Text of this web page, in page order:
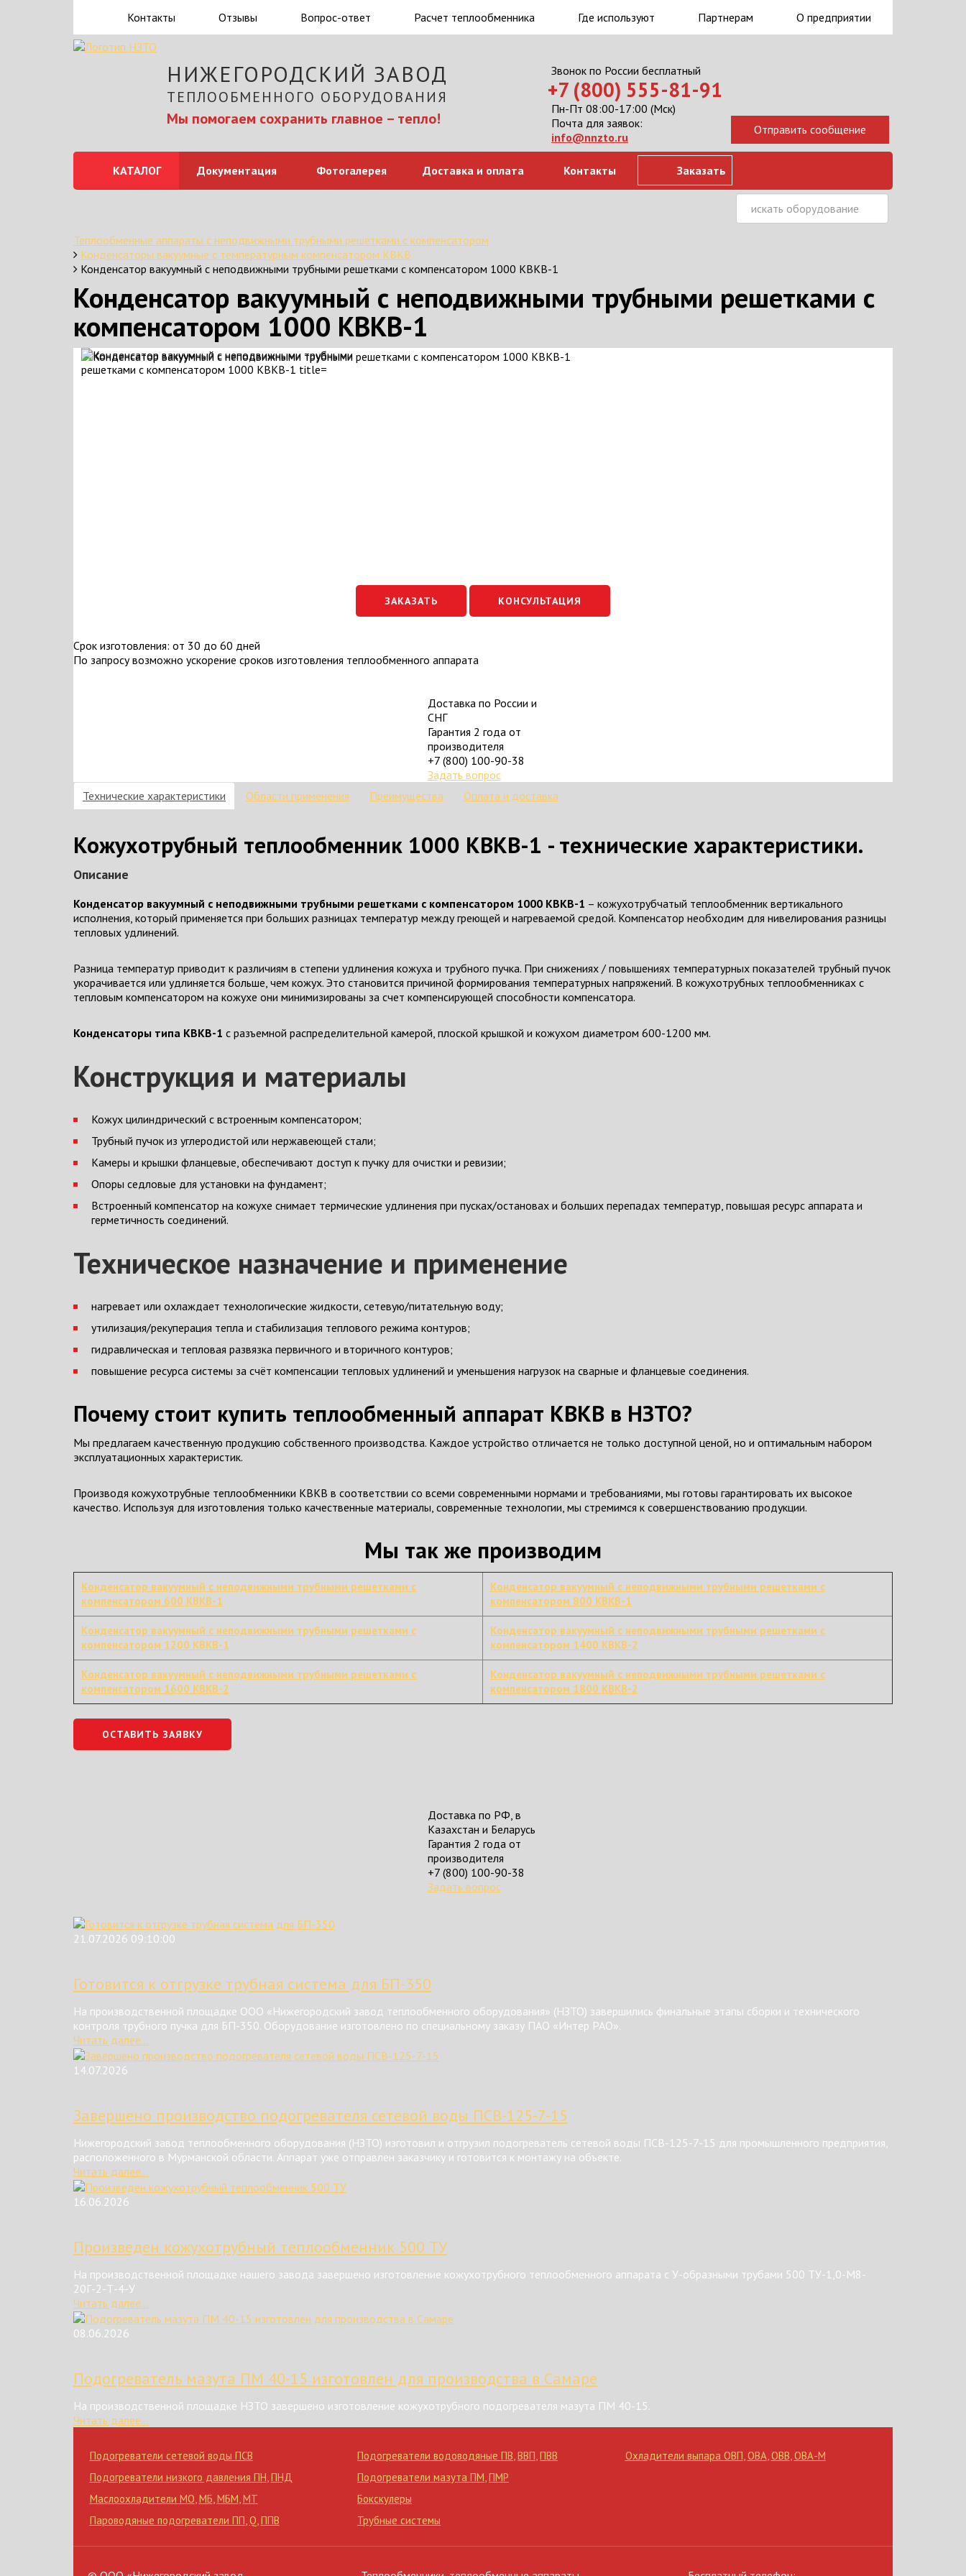
О предприятии
Партнерам
Где используют
Расчет теплообменника
Вопрос-ответ
Отзывы
Контакты
НИЖЕГОРОДСКИЙ ЗАВОД
ТЕПЛООБМЕННОГО ОБОРУДОВАНИЯ
Мы помогаем сохранить главное – тепло!
Звонок по России бесплатный
+7 (800) 555-81-91
Пн-Пт 08:00-17:00 (Мск)
Почта для заявок:
info@nnzto.ru
КАТАЛОГ Документация Фотогалерея Доставка и оплата Контакты Заказать
Теплообменные аппараты с неподвижными трубными решетками с компенсатором
Конденсаторы вакуумные с температурным компенсатором КВКВ
Конденсатор вакуумный с неподвижными трубными решетками с компенсатором 1000 КВКВ-1
Конденсатор вакуумный с неподвижными трубными решетками с
компенсатором 1000 КВКВ-1
ЗАКАЗАТЬ КОНСУЛЬТАЦИЯ
Срок изготовления: от 30 до 60 дней
По запросу возможно ускорение сроков изготовления теплообменного аппарата
Доставка по России и
СНГ
Гарантия 2 года от
производителя
+7 (800) 100-90-38
Задать вопрос
Технические характеристики
Области применения Преимущества Оплата и доставка
Кожухотрубный теплообменник 1000 КВКВ-1 - технические характеристики.
Описание
Конденсатор вакуумный с неподвижными трубными решетками с компенсатором 1000 КВКВ-1 – кожухотрубчатый теплообменник вертикального
исполнения, который применяется при больших разницах температур между греющей и нагреваемой средой. Компенсатор необходим для нивелирования разницы
тепловых удлинений.
Разница температур приводит к различиям в степени удлинения кожуха и трубного пучка. При снижениях / повышениях температурных показателей трубный пучок
укорачивается или удлиняется больше, чем кожух. Это становится причиной формирования температурных напряжений. В кожухотрубных теплообменниках с
тепловым компенсатором на кожухе они минимизированы за счет компенсирующей способности компенсатора.
Конденсаторы типа КВКВ-1 с разъемной распределительной камерой, плоской крышкой и кожухом диаметром 600-1200 мм.
Конструкция и материалы
Кожух цилиндрический с встроенным компенсатором;
Трубный пучок из углеродистой или нержавеющей стали;
Камеры и крышки фланцевые, обеспечивают доступ к пучку для очистки и ревизии;
Опоры седловые для установки на фундамент;
Встроенный компенсатор на кожухе снимает термические удлинения при пусках/остановах и больших перепадах температур, повышая ресурс аппарата и
герметичность соединений.
Техническое назначение и применение
нагревает или охлаждает технологические жидкости, сетевую/питательную воду;
утилизация/рекуперация тепла и стабилизация теплового режима контуров;
гидравлическая и тепловая развязка первичного и вторичного контуров;
повышение ресурса системы за счёт компенсации тепловых удлинений и уменьшения нагрузок на сварные и фланцевые соединения.
Почему стоит купить теплообменный аппарат КВКВ в НЗТО?
Мы предлагаем качественную продукцию собственного производства. Каждое устройство отличается не только доступной ценой, но и оптимальным набором
эксплуатационных характеристик.
Производя кожухотрубные теплообменники КВКВ в соответствии со всеми современными нормами и требованиями, мы готовы гарантировать их высокое
качество. Используя для изготовления только качественные материалы, современные технологии, мы стремимся к совершенствованию продукции.
Мы так же производим
Конденсатор вакуумный с неподвижными трубными решетками с
компенсатором 600 КВКВ-1
Конденсатор вакуумный с неподвижными трубными решетками с
компенсатором 800 КВКВ-1
Конденсатор вакуумный с неподвижными трубными решетками с
компенсатором 1200 КВКВ-1
Конденсатор вакуумный с неподвижными трубными решетками с
компенсатором 1400 КВКВ-2
Конденсатор вакуумный с неподвижными трубными решетками с
компенсатором 1600 КВКВ-2
Конденсатор вакуумный с неподвижными трубными решетками с
компенсатором 1800 КВКВ-2
ОСТАВИТЬ ЗАЯВКУ
Доставка по РФ, в
Казахстан и Беларусь
Гарантия 2 года от
производителя
+7 (800) 100-90-38
Задать вопрос
21.07.2026 09:10:00
Готовится к отгрузке трубная система для БП-350
На производственной площадке ООО «Нижегородский завод теплообменного оборудования» (НЗТО) завершились финальные этапы сборки и технического
контроля трубного пучка для БП-350. Оборудование изготовлено по специальному заказу ПАО «Интер РАО».
Читать далее...
14.07.2026
Завершено производство подогревателя сетевой воды ПСВ-125-7-15
Нижегородский завод теплообменного оборудования (НЗТО) изготовил и отгрузил подогреватель сетевой воды ПСВ-125-7-15 для промышленного предприятия,
расположенного в Мурманской области. Аппарат уже отправлен заказчику и готовится к монтажу на объекте.
Читать далее...
16.06.2026
Произведен кожухотрубный теплообменник 500 ТУ
На производственной площадке нашего завода завершено изготовление кожухотрубного теплообменного аппарата с У-образными трубами 500 ТУ-1,0-М8-
20Г-2-Т-4-У
Читать далее...
08.06.2026
Подогреватель мазута ПМ 40-15 изготовлен для производства в Самаре
На производственной площадке НЗТО завершено изготовление кожухотрубного подогревателя мазута ПМ 40-15.
Читать далее...
Подогреватели сетевой воды ПСВ
Подогреватели низкого давления ПН,ПНД
Маслоохладители МО,МБ,МБМ,МТ
Пароводяные подогреватели ПП,Q,ППВ
Подогреватели водоводяные ПВ,ВВП,ПВВ
Подогреватели мазута ПМ,ПМР
Бокскулеры
Трубные системы
Охладители выпара ОВП,ОВА,ОВВ,ОВА-М